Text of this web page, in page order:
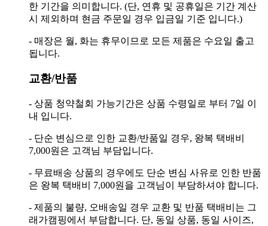
한 기간을 의미합니다. (단, 연휴 및 공휴일은 기간 계산
시 제외하며 현금 주문일 경우 입금일 기준 입니다.)
- 매장은 월, 화는 휴무이므로 모든 제품은 수요일 출고
됩니다.
교환/반품
- 상품 청약철회 가능기간은 상품 수령일로 부터 7일 이
내 입니다.
- 단순 변심으로 인한 교환/반품일 경우, 왕복 택배비
7,000원은 고객님 부담입니다.
- 무료배송 상품의 경우에도 단순 변심 사유로 인한 반품
은 왕복 택배비 7,000원을 고객님이 부담하셔야 합니다.
- 제품의 불량, 오배송일 경우 교환 및 반품 택배비는 그
래가캠핑에서 부담합니다. 단, 동일 상품, 동일 사이즈,